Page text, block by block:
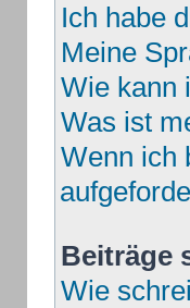
Ich habe
Meine
Wie kann
Was ist
Wenn ich
Beiträge
Wie